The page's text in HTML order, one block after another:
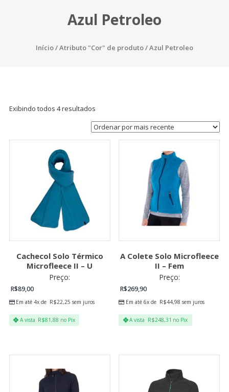
Azul Petroleo
Início/ Atributo "Cor" de produto / Azul Petroleo
Exibindo todos 4 resultados
Cachecol Solo Térmico
Microfleece II – U
Preço:
R$89,00
Em até 4x de R$22,25 sem juros
A vista R$81,88 no Pix
A Colete Solo Microfleece
II – Fem
Preço:
R$269,90
Em até 6x de R$44,98 sem juros
A vista R$248,31 no Pix